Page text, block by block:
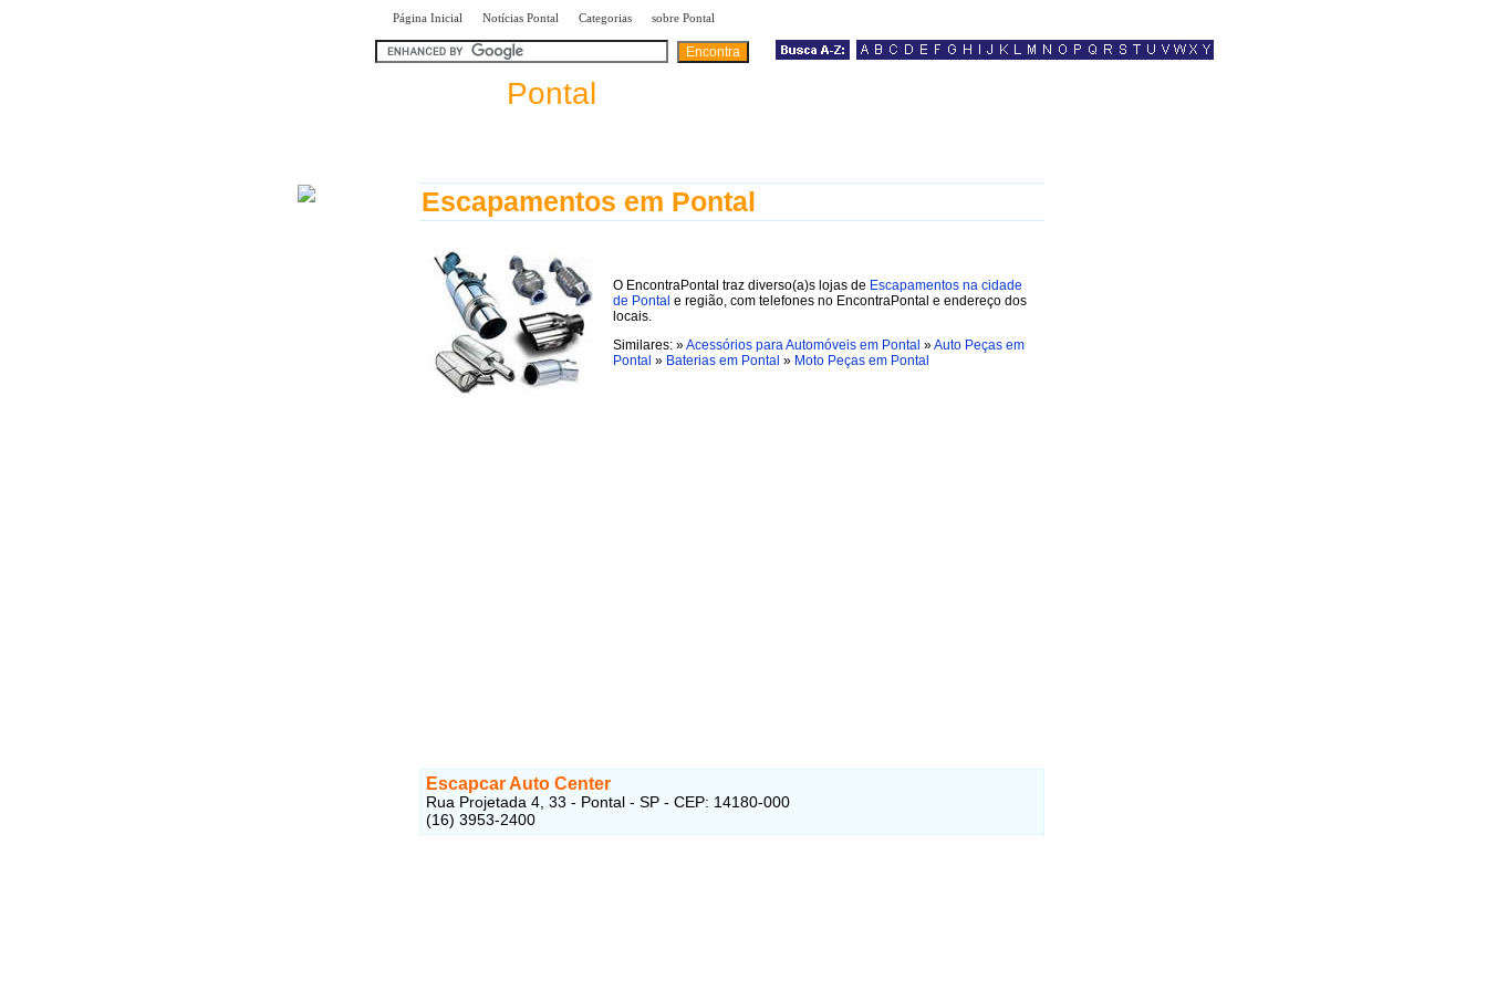
Página Inicial Notícias Pontal Categorias sobre Pontal
Pontal
Escapamentos em Pontal
O EncontraPontal traz diverso(a)s lojas de Escapamentos na cidade
de Pontal e região, com telefones no EncontraPontal e endereço dos
locais.
Similares: »Acessórios para Automóveis em Pontal »Auto Peças em
Pontal » Baterias em Pontal » Moto Peças em Pontal
Escapcar Auto Center
Rua Projetada 4, 33 - Pontal - SP - CEP: 14180-000
(16) 3953-2400